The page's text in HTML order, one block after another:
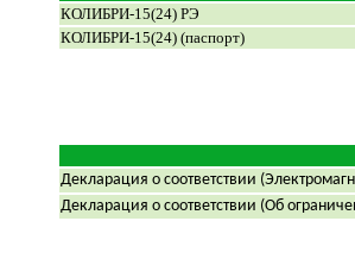
КОЛИБРИ-15(24) РЭ
КОЛИБРИ-15(24) (паспорт)
Декларация о соответствии
Декларация о соответствии (Об